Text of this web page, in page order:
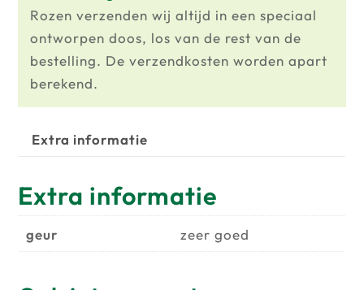
Rozen verzenden wij altijd in een speciaal
ontworpen doos, los van de rest van de
bestelling. De verzendkosten worden apart
berekend.
Extra informatie
Extra informatie
geur zeer goed